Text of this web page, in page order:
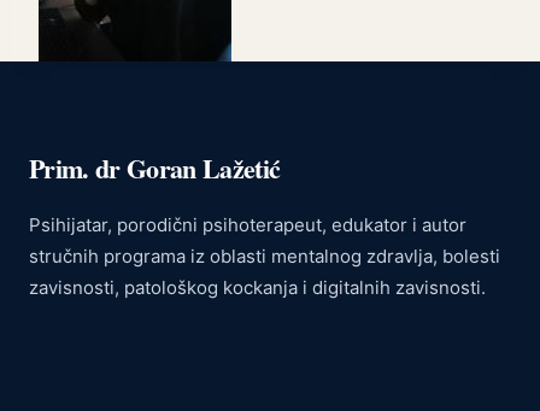
Prim. dr Goran Lažetić
Psihijatar, porodični psihoterapeut, edukator i autor
stručnih programa iz oblasti mentalnog zdravlja, bolesti
zavisnosti, patološkog kockanja i digitalnih zavisnosti.